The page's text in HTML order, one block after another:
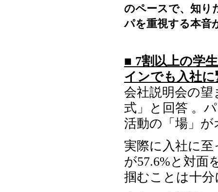
のペースで、知り
パを重視する本音
■ 7割以上の学
インでも入社
会社説明会の
式」と回答 。
活動の「場」
実際に入社に
が57.6%と対面
掴むことは十